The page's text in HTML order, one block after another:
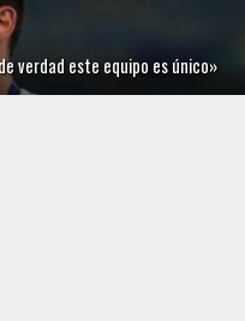
verdad este equipo es único»